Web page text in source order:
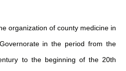
organization of county medicine in
in the period from the
to the beginning of the 20th